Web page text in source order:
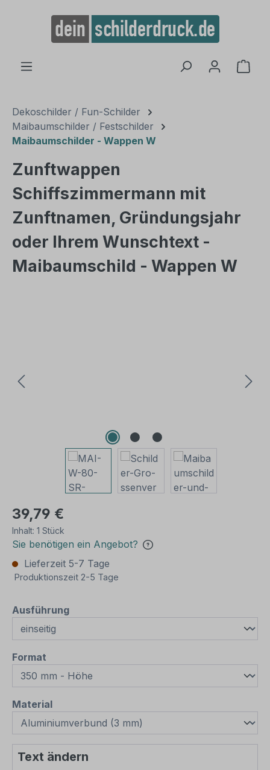
springen
Dekoschilder / Fun-Schilder
Maibaumschilder / Festschilder
Maibaumschilder - Wappen W
Zunftwappen
Schiffszimmermann mit
Zunftnamen, Gründungsjahr
oder Ihrem Wunschtext -
Maibaumschild - Wappen W
39,79 €
Inhalt: 1 Stück
Sie benötigen ein Angebot?
Lieferzeit 5-7 Tage
Produktionszeit 2-5 Tage
Ausführungauswählen
Format
Materialauswählen
Text ändern